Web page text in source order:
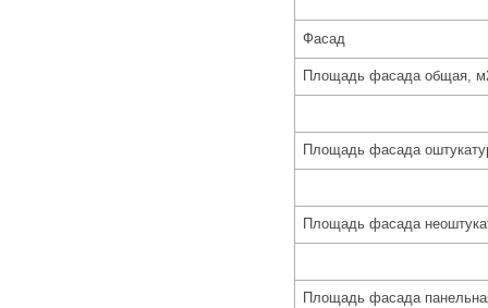
Фасад
Площадь фасада общая,
Площадь фасада
Площадь фасада
Площадь фасада